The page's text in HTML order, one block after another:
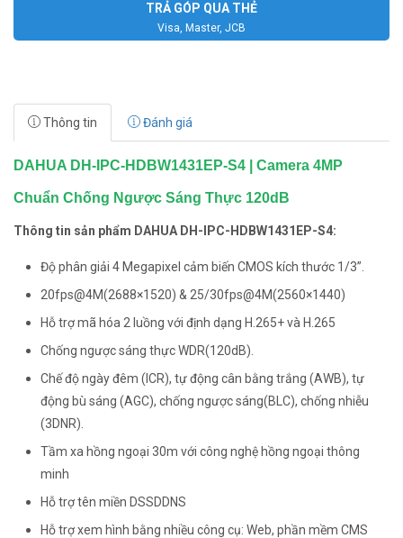
TRẢ GÓP QUA THẺ
Visa, Master, JCB
Thông tin Đánh giá
DAHUA DH-IPC-HDBW1431EP-S4 | Camera 4MP
Chuẩn Chống Ngược Sáng Thực 120dB
Thông tin sản phẩm DAHUA DH-IPC-HDBW1431EP-S4:
Độ phân giải 4 Megapixel cảm biến CMOS kích thước 1/3”.
20fps@4M(2688×1520) & 25/30fps@4M(2560×1440)
Hỗ trợ mã hóa 2 luồng với định dạng H.265+ và H.265
Chống ngược sáng thực WDR(120dB).
Chế độ ngày đêm (ICR), tự động cân bằng trắng (AWB), tự
động bù sáng (AGC), chống ngược sáng(BLC), chống nhiễu
(3DNR).
Tầm xa hồng ngoại 30m với công nghệ hồng ngoại thông
minh
Hỗ trợ tên miền DSSDDNS
Hỗ trợ xem hình bằng nhiều công cụ: Web, phần mềm CMS